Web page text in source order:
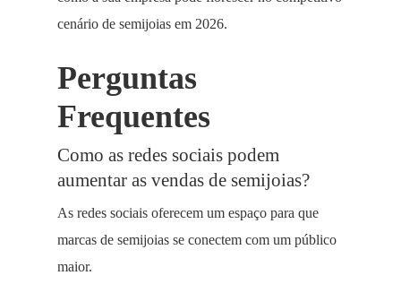
cenário de semijoias em 2026.
Perguntas
Frequentes
Como as redes sociais podem
aumentar as vendas de semijoias?
As redes sociais oferecem um espaço para que
marcas de semijoias se conectem com um público
maior.